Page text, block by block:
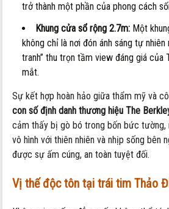
trở thành một phần của phong cách
Khung cửa sổ rộng 2.7m: Một
không chỉ là nơi đón ánh sáng tự
tranh” thu trọn tầm view đáng giá
mắt.
Sự kết hợp hoàn hảo giữa thẩm mỹ và
con số định danh thương hiệu The
cảm thấy bị gò bó trong bốn bức
vô hình với thiên nhiên và nhịp sống bên
được sự ấm cúng, an toàn tuyệt đối.
Vị thế độc tôn tại trái tim Thảo